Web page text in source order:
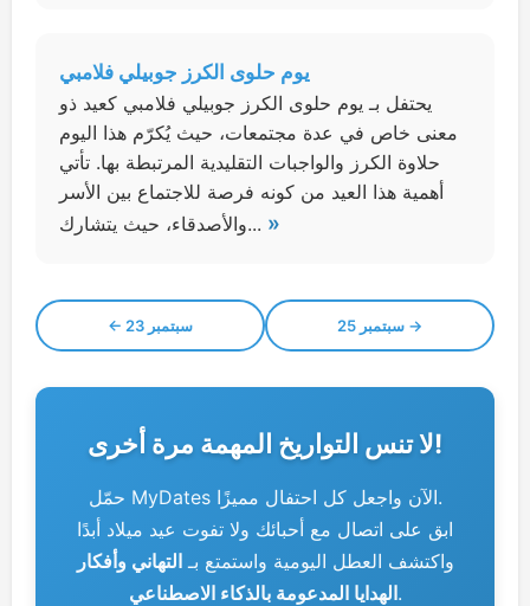
يوم حلوى الكرز جوبيلي فلامبي
يحتفل بـ يوم حلوى الكرز جوبيلي فلامبي كعيد ذو
معنى خاص في عدة مجتمعات، حيث يُكرّم هذا اليوم
حلاوة الكرز والواجبات التقليدية المرتبطة بها. تأتي
أهمية هذا العيد من كونه فرصة للاجتماع بين الأسر
والأصدقاء، حيث يتشارك... »
← 23 سبتمبر 25 سبتمبر →
لا تنس التواريخ المهمة مرة أخرى!
حمّل MyDates الآن واجعل كل احتفال مميزًا.
ابق على اتصال مع أحبائك ولا تفوت عيد ميلاد أبدًا
واكتشف العطل اليومية واستمتع بـ التهاني وأفكار
الهدايا المدعومة بالذكاء الاصطناعي.